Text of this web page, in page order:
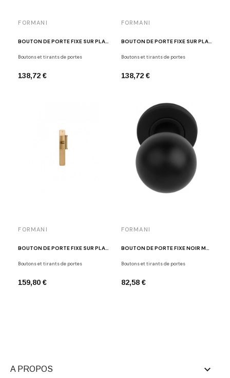
FORMANI
BOUTON DE PORTE FIXE SUR PLAQUE NOIR MAT EDWARD VAN VLIET EV102VP211 NM
Boutons et tirants de portes
138,72 €
FORMANI
BOUTON DE PORTE FIXE SUR PLAQUE INOX POLI EDWARD VAN VLIET EV102VP211 IP
Boutons et tirants de portes
138,72 €
FORMANI
BOUTON DE PORTE FIXE SUR PLAQUE DORÉ BROSSÉ EDWARD VAN VLIET EV102VP211 IM
Boutons et tirants de portes
159,80 €
FORMANI
BOUTON DE PORTE FIXE NOIR MAT BASIC LB501 NM
Boutons et tirants de portes
82,58 €
A PROPOS 